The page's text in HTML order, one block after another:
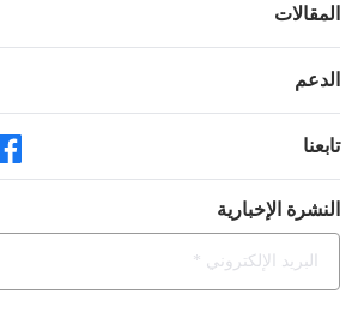
المقالات
الدعم
تابعنا
النشرة الإخبارية